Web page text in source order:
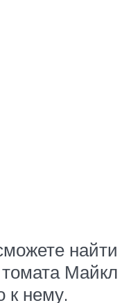
найти
Майкл
к нему.